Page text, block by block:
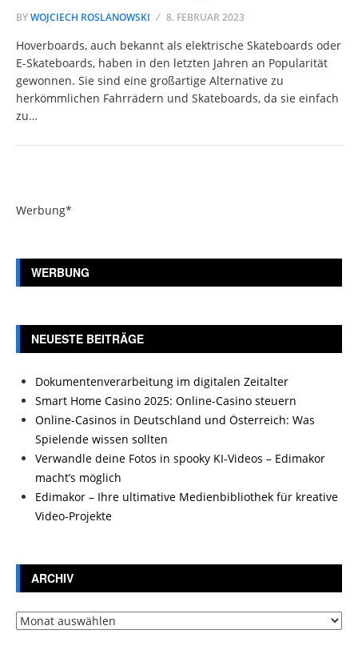
BYWOJCIECH ROSLANOWSKI 8. FEBRUAR 2023
Hoverboards, auch bekannt als elektrische Skateboards oder
E-Skateboards, haben in den letzten Jahren an Popularität
gewonnen. Sie sind eine großartige Alternative zu
herkömmlichen Fahrrädern und Skateboards, da sie einfach
zu…
Werbung*
WERBUNG
NEUESTE BEITRÄGE
Dokumentenverarbeitung im digitalen Zeitalter
Smart Home Casino 2025: Online-Casino steuern
Online-Casinos in Deutschland und Österreich: Was
Spielende wissen sollten
Verwandle deine Fotos in spooky KI-Videos – Edimakor
macht’s möglich
Edimakor – Ihre ultimative Medienbibliothek für kreative
Video-Projekte
ARCHIV
Archiv